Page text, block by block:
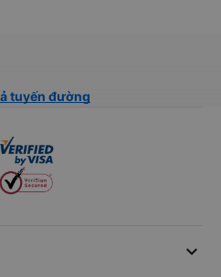
tuyến đường
keyboard_arrow_down